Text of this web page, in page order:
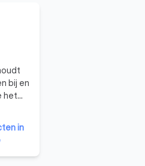
bij en
het
het
Ze
in